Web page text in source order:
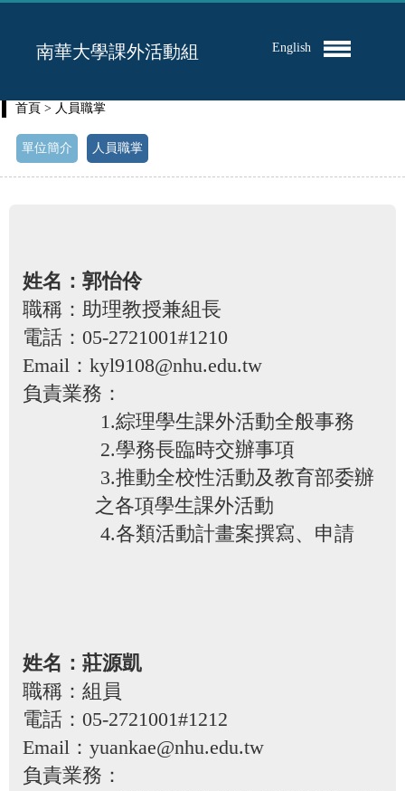
南華大學課外活動組 English
首頁 > 人員職掌
單位簡介 人員職掌
姓名：郭怡伶
職稱： 助理教授兼組長
電話：05-2721001#1210
Email：kyl9108@nhu.edu.tw
負責業務：
1.綜理學生課外活動全般事務
2.學務長臨時交辦事項
3.推動全校性活動及教育部委辦
之各項學生課外活動
4.各類活動計畫案撰寫、申請
姓名：莊源凱
職稱：組員
電話：05-2721001#1212
Email：yuankae@nhu.edu.tw
負責業務：